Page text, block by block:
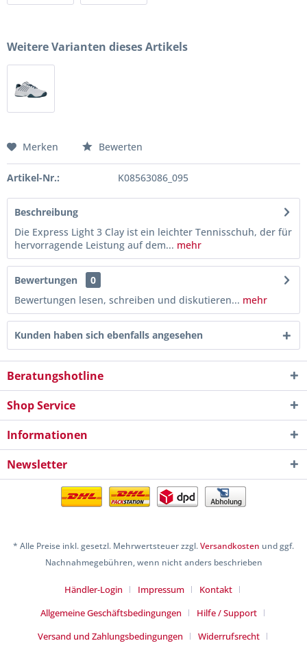
Weitere Varianten dieses Artikels
Merken Bewerten
Artikel-Nr.: K08563086_095
Beschreibung
Die Express Light 3 Clay ist ein leichter Tennisschuh, der für
hervorragende Leistung auf dem... mehr
Bewertungen
0
Bewertungen lesen, schreiben und diskutieren... mehr
Kunden haben sich ebenfalls angesehen
Beratungshotline
Shop Service
Informationen
Newsletter
* Alle Preise inkl. gesetzl. Mehrwertsteuer zzgl.Versandkosten und ggf.
Nachnahmegebühren, wenn nicht anders beschrieben
Händler-Login Impressum
Kontakt
Allgemeine Geschäftsbedingungen
Hilfe / Support
Versand und Zahlungsbedingungen
Widerrufsrecht